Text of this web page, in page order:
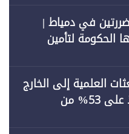
في دمياط |
الحكومة لتأمين
العلمية إلى الخارج
| 6 جامعات حكومية تستحوذ على 53% من